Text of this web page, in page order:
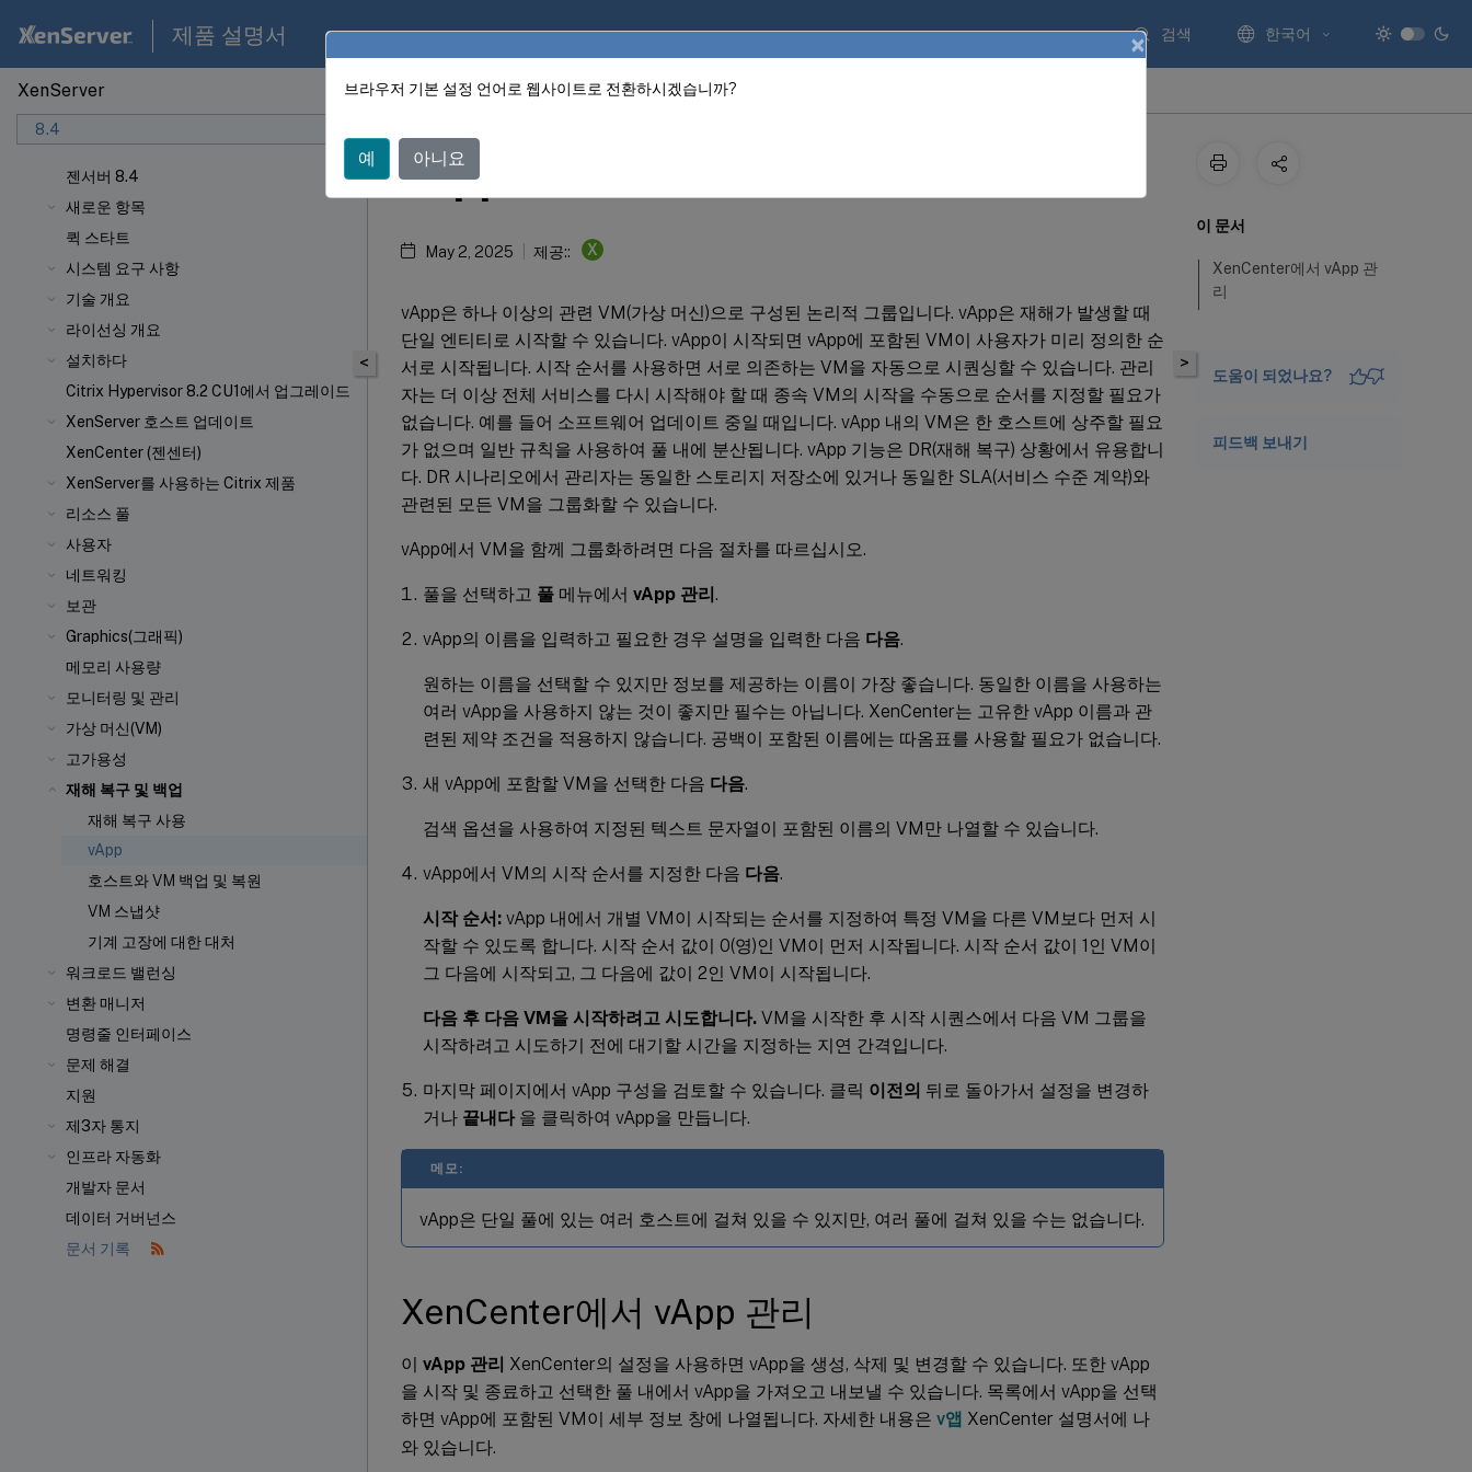
제품 설명서 검색 한국어
XenServer
8.4
젠서버 8.4
새로운 항목
퀵 스타트
시스템 요구 사항
기술 개요
라이선싱 개요
설치하다
Citrix Hypervisor 8.2 CU1에서 업그레이드
XenServer 호스트 업데이트
XenCenter (젠센터)
XenServer를 사용하는 Citrix 제품
리소스 풀
사용자
네트워킹
보관
Graphics(그래픽)
메모리 사용량
모니터링 및 관리
가상 머신(VM)
고가용성
재해 복구 및 백업
재해 복구 사용
vApp
호스트와 VM 백업 및 복원
VM 스냅샷
기계 고장에 대한 대처
워크로드 밸런싱
변환 매니저
명령줄 인터페이스
문제 해결
지원
제3자 통지
인프라 자동화
개발자 문서
데이터 거버넌스
문서 기록
젠서버 8.4
<
vApp
May 2, 2025 제공:: X
vApp은 하나 이상의 관련 VM(가상 머신)으로 구성된 논리적 그룹입니다. vApp은 재해가 발생할 때
단일 엔티티로 시작할 수 있습니다. vApp이 시작되면 vApp에 포함된 VM이 사용자가 미리 정의한 순
서로 시작됩니다. 시작 순서를 사용하면 서로 의존하는 VM을 자동으로 시퀀싱할 수 있습니다. 관리
자는 더 이상 전체 서비스를 다시 시작해야 할 때 종속 VM의 시작을 수동으로 순서를 지정할 필요가
없습니다. 예를 들어 소프트웨어 업데이트 중일 때입니다. vApp 내의 VM은 한 호스트에 상주할 필요
가 없으며 일반 규칙을 사용하여 풀 내에 분산됩니다. vApp 기능은 DR(재해 복구) 상황에서 유용합니
다. DR 시나리오에서 관리자는 동일한 스토리지 저장소에 있거나 동일한 SLA(서비스 수준 계약)와
관련된 모든 VM을 그룹화할 수 있습니다.
vApp에서 VM을 함께 그룹화하려면 다음 절차를 따르십시오.
풀을 선택하고 풀 메뉴에서 vApp 관리.
vApp의 이름을 입력하고 필요한 경우 설명을 입력한 다음 다음.
원하는 이름을 선택할 수 있지만 정보를 제공하는 이름이 가장 좋습니다. 동일한 이름을 사용하는
여러 vApp을 사용하지 않는 것이 좋지만 필수는 아닙니다. XenCenter는 고유한 vApp 이름과 관
련된 제약 조건을 적용하지 않습니다. 공백이 포함된 이름에는 따옴표를 사용할 필요가 없습니다.
새 vApp에 포함할 VM을 선택한 다음 다음.
검색 옵션을 사용하여 지정된 텍스트 문자열이 포함된 이름의 VM만 나열할 수 있습니다.
vApp에서 VM의 시작 순서를 지정한 다음 다음.
시작 순서: vApp 내에서 개별 VM이 시작되는 순서를 지정하여 특정 VM을 다른 VM보다 먼저 시
작할 수 있도록 합니다. 시작 순서 값이 0(영)인 VM이 먼저 시작됩니다. 시작 순서 값이 1인 VM이
그 다음에 시작되고, 그 다음에 값이 2인 VM이 시작됩니다.
다음 후 다음 VM을 시작하려고 시도합니다. VM을 시작한 후 시작 시퀀스에서 다음 VM 그룹을
시작하려고 시도하기 전에 대기할 시간을 지정하는 지연 간격입니다.
마지막 페이지에서 vApp 구성을 검토할 수 있습니다. 클릭 이전의 뒤로 돌아가서 설정을 변경하
거나 끝내다을 클릭하여 vApp을 만듭니다.
메모:
vApp은 단일 풀에 있는 여러 호스트에 걸쳐 있을 수 있지만, 여러 풀에 걸쳐 있을 수는 없습니다.
XenCenter에서 vApp 관리
이 vApp 관리 XenCenter의 설정을 사용하면 vApp을 생성, 삭제 및 변경할 수 있습니다. 또한 vApp
을 시작 및 종료하고 선택한 풀 내에서 vApp을 가져오고 내보낼 수 있습니다. 목록에서 vApp을 선택
하면 vApp에 포함된 VM이 세부 정보 창에 나열됩니다. 자세한 내용은 v앱 XenCenter 설명서에 나
와 있습니다.
>
이 문서
XenCenter에서 vApp 관
리
도움이 되었나요?
피드백 보내기
×
브라우저 기본 설정 언어로 웹사이트로 전환하시겠습니까?
예 아니요